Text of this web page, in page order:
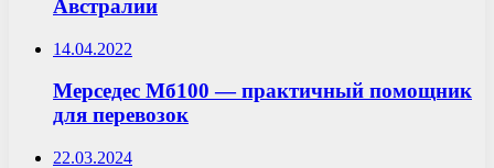
Австралии
14.04.2022
Мерседес Мб100 — практичный помощник
для перевозок
22.03.2024